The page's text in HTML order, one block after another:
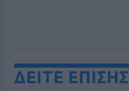
ΔΕΙΤΕ ΕΠΙΣΗΣ